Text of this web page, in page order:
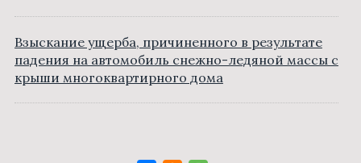
Взыскание ущерба, причиненного в результате
падения на автомобиль снежно-ледяной массы с
крыши многоквартирного дома